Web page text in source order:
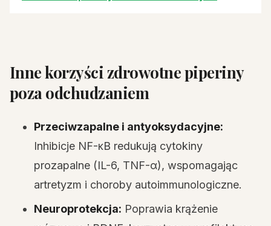
Inne korzyści zdrowotne piperiny
poza odchudzaniem
Przeciwzapalne i antyoksydacyjne:
Inhibicje NF-κB redukują cytokiny
prozapalne (IL-6, TNF-α), wspomagając
artretyzm i choroby autoimmunologiczne.
Neuroprotekcja: Poprawia krążenie